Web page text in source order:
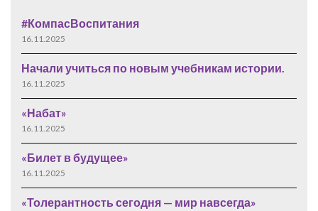
#КомпасВоспитания
16.11.2025
Начали учиться по новым учебникам истории.
16.11.2025
«Набат»
16.11.2025
«Билет в будущее»
16.11.2025
«Толерантность сегодня — мир навсегда»